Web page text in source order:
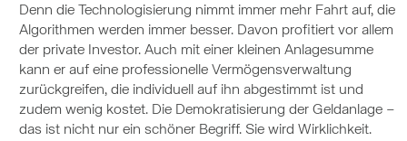
Denn die Technologisierung nimmt immer mehr Fahrt auf, die
Algorithmen werden immer besser. Davon profitiert vor allem
der private Investor. Auch mit einer kleinen Anlagesumme
kann er auf eine professionelle Vermögensverwaltung
zurückgreifen, die individuell auf ihn abgestimmt ist und
zudem wenig kostet. Die Demokratisierung der Geldanlage –
das ist nicht nur ein schöner Begriff. Sie wird Wirklichkeit.